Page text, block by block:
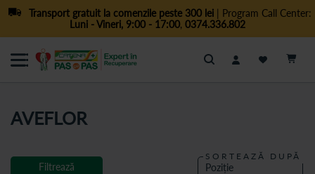
Transport gratuit la comenzile peste 300 lei| Program Call Center:
Luni - Vineri, 9:00 - 17:00, 0374.336.802
Cautare
AVEFLOR
SORTEAZĂ DUPĂ
Filtrează